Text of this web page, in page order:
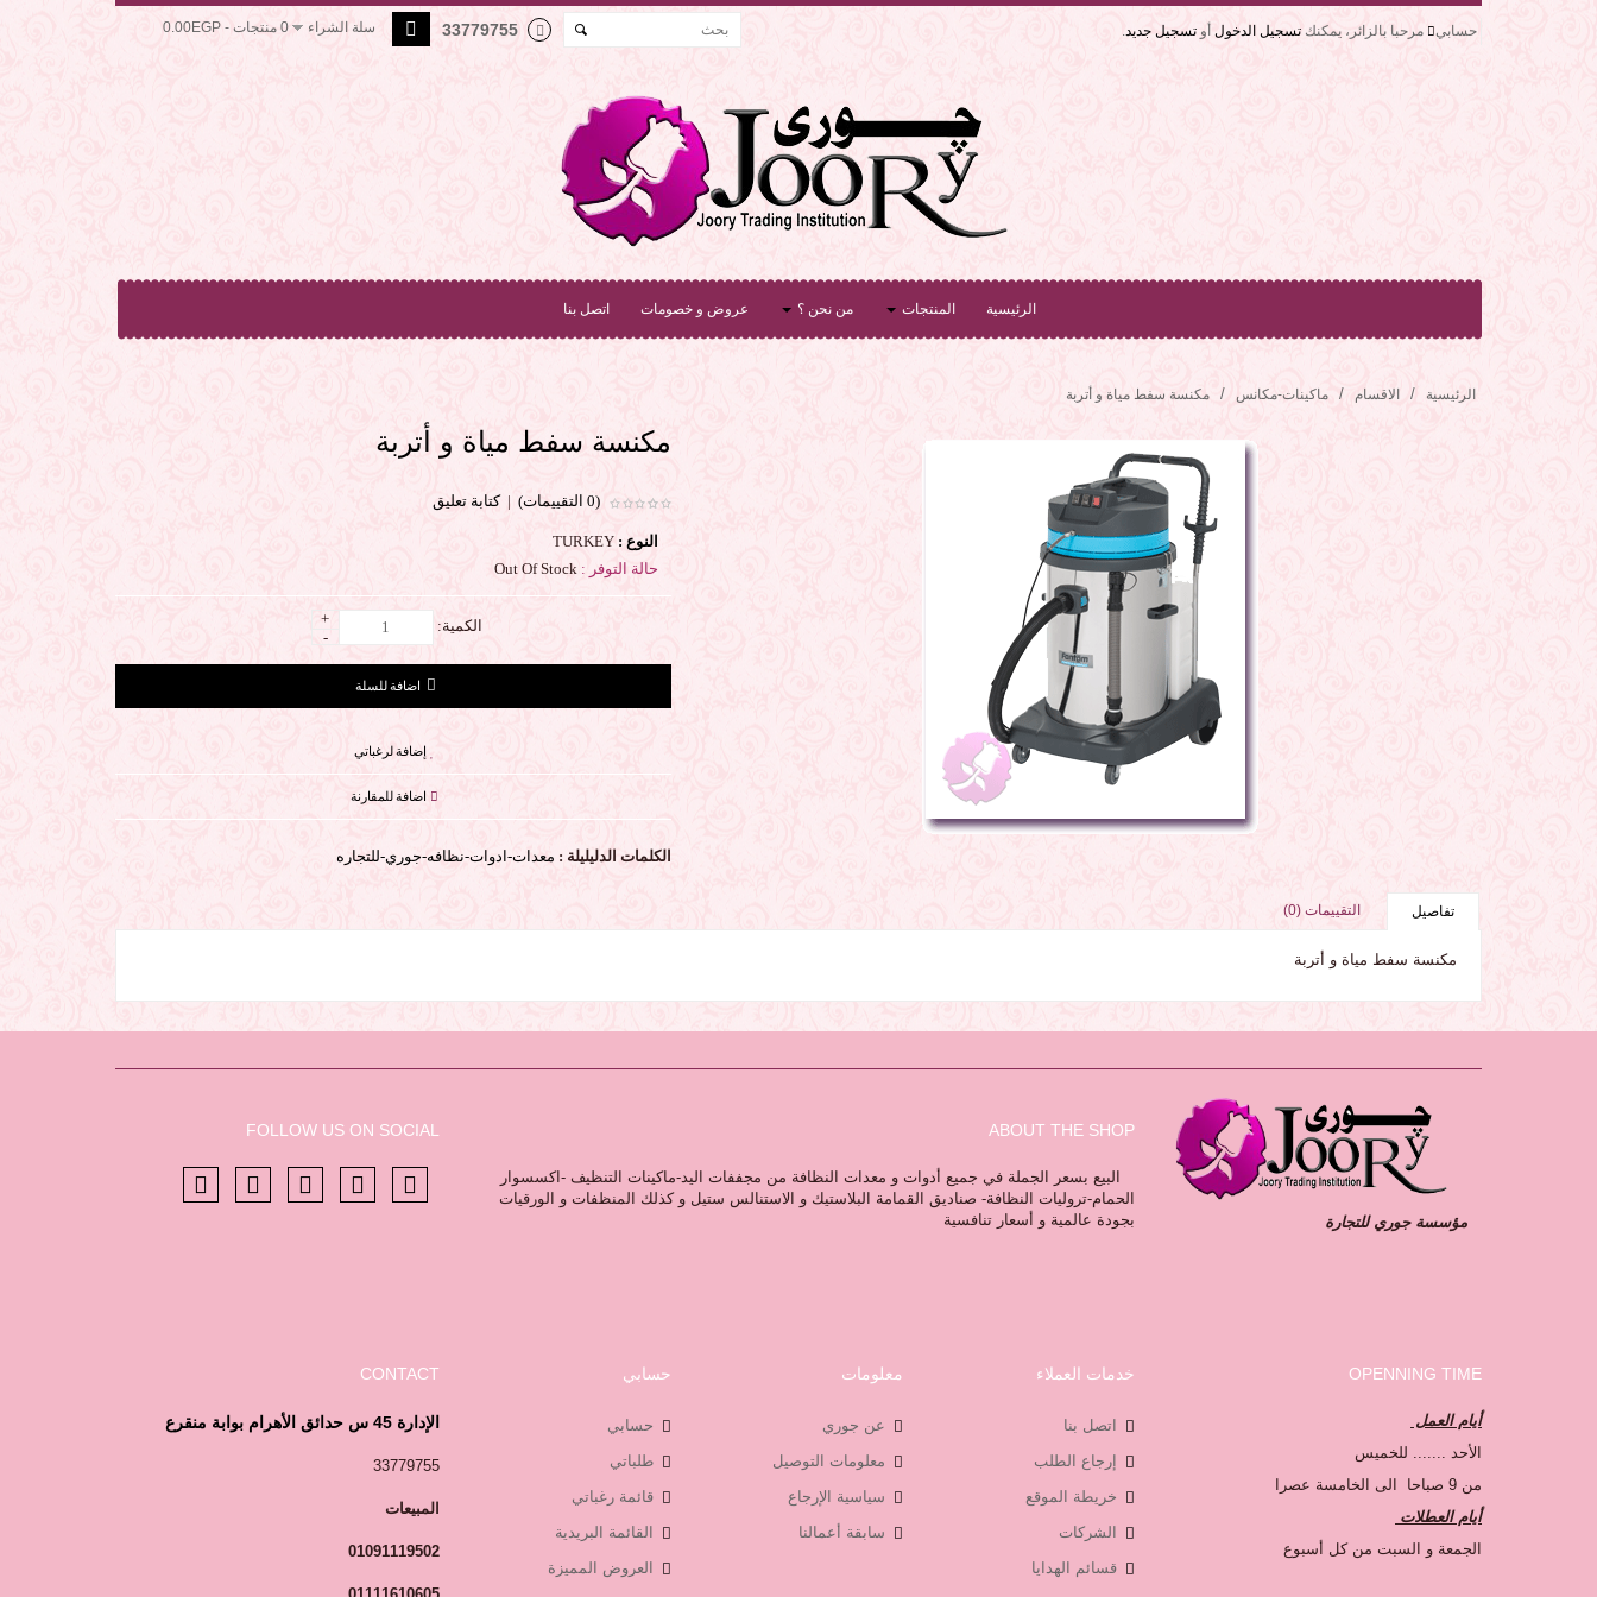
حسابي مرحبا بالزائر، يمكنك تسجيل الدخول أو تسجيل جديد. سلة الشراء 0 منتجات - 0.00EGP 33779755
الرئيسية المنتجات من نحن ؟ عروض و خصومات اتصل بنا
الرئيسية الاقسام ماكينات-مكانس مكنسة سفط مياة و أتربة
مكنسة سفط مياة و أتربة
(0 التقييمات) |كتابة تعليق
النوع : TURKEY
حالة التوفر : Out Of Stock
الكمية:
+
-
إضافة لرغباتي
اضافة للمقارنة
الكلمات الدليليلة : معدات-ادوات-نظافه-جوري-للتجاره
تفاصيل التقييمات (0)
مكنسة سفط مياة و أتربة
مؤسسة جوري للتجارة
ABOUT THE SHOP
البيع بسعر الجملة في جميع أدوات و معدات النظافة من مجففات اليد-ماكينات التنظيف -اكسسوار
الحمام-تروليات النظافة- صناديق القمامة البلاستيك و الاستنالس ستيل و كذلك المنظفات و الورقيات
بجودة عالمية و أسعار تنافسية
FOLLOW US ON SOCIAL
OPENNING TIME
أيام العمل
الأحد ....... للخميس
من 9 صباحا الى الخامسة عصرا
أيام العطلات
الجمعة و السبت من كل أسبوع
خدمات العملاء
اتصل بنا
إرجاع الطلب
خريطة الموقع
الشركات
قسائم الهدايا
معلومات
عن جوري
معلومات التوصيل
سياسية الإرجاع
سابقة أعمالنا
حسابي
حسابي
طلباتي
قائمة رغباتي
القائمة البريدية
العروض المميزة
CONTACT
الإدارة 45 س حدائق الأهرام بوابة منقرع
33779755
المبيعات
01091119502